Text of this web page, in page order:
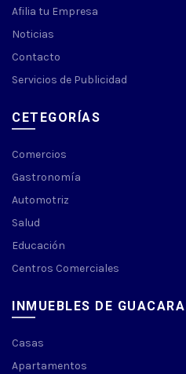
Afilia tu Empresa
Noticias
Contacto
Servicios de Publicidad
CETEGORÍAS
Comercios
Gastronomía
Automotriz
Salud
Educación
Centros Comerciales
INMUEBLES DE GUACARA
Casas
Apartamentos